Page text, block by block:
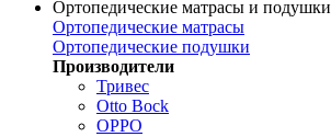
Ортопедические матрасы и подушки
Ортопедические матрасы
Ортопедические подушки
Производители
Тривес
Otto Bock
OPPO